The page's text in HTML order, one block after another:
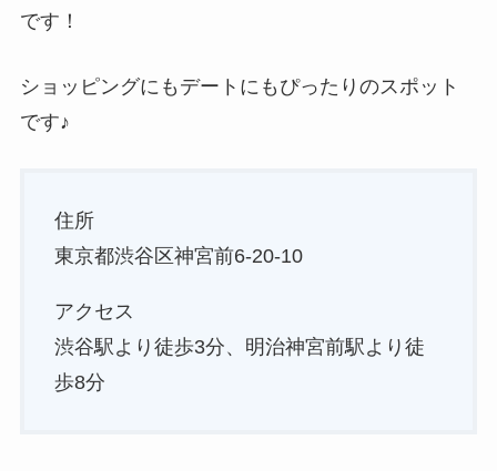
です！
ショッピングにもデートにもぴったりのスポット
です♪
住所
東京都渋谷区神宮前6-20-10
アクセス
渋谷駅より徒歩3分、明治神宮前駅より徒
歩8分